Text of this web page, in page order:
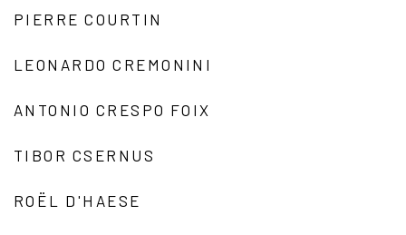
PIERRE COURTIN
LEONARDO CREMONINI
ANTONIO CRESPO FOIX
TIBOR CSERNUS
ROËL D'HAESE